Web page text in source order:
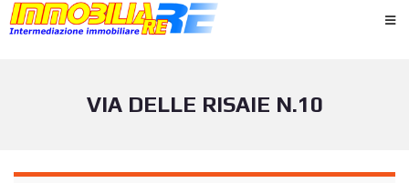
VIA DELLE RISAIE N.10